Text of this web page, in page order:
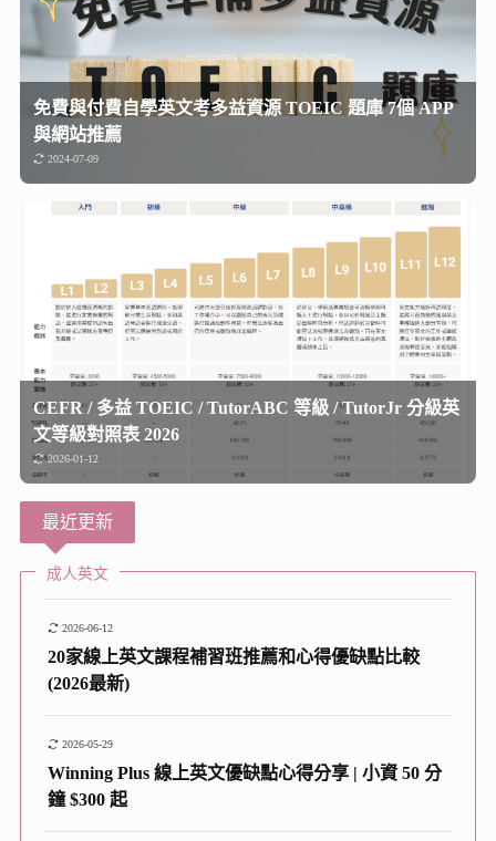
免費與付費自學英文考多益資源 TOEIC 題庫 7個 APP
與網站推薦
2024-07-09
CEFR / 多益 TOEIC / TutorABC 等級 / TutorJr 分級英
文等級對照表 2026
2026-01-12
最近更新
成人英文
2026-06-12
20家線上英文課程補習班推薦和心得優缺點比較
(2026最新)
2026-05-29
Winning Plus 線上英文優缺點心得分享 | 小資 50 分
鐘 $300 起